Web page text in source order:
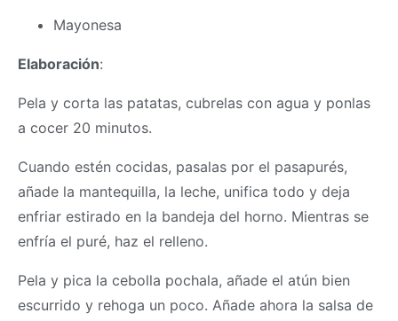
Mayonesa
Elaboración:
Pela y corta las patatas, cubrelas con agua y ponlas
a cocer 20 minutos.
Cuando estén cocidas, pasalas por el pasapurés,
añade la mantequilla, la leche, unifica todo y deja
enfriar estirado en la bandeja del horno. Mientras se
enfría el puré, haz el relleno.
Pela y pica la cebolla pochala, añade el atún bien
escurrido y rehoga un poco. Añade ahora la salsa de